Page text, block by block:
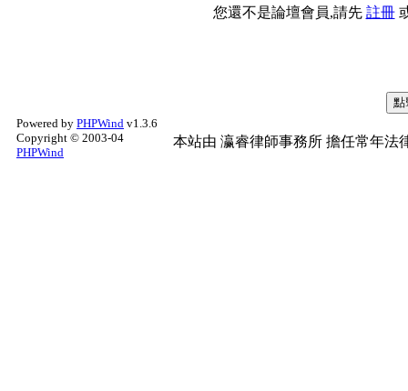
您還不是論壇會員,請先 註冊
Powered by PHPWind v1.3.6
Copyright © 2003-04
PHPWind
本站由 瀛睿律師事務所 擔任常年法